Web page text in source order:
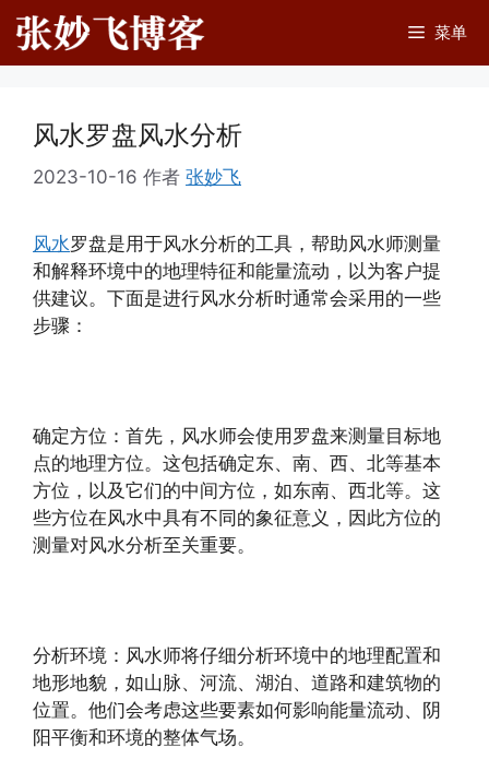
跳
至
内
菜单
风水罗盘风水分析
2023-10-16 作者 张妙飞
风水罗盘是用于风水分析的工具，帮助风水师测量
和解释环境中的地理特征和能量流动，以为客户提
供建议。下面是进行风水分析时通常会采用的一些
步骤：
确定方位：首先，风水师会使用罗盘来测量目标地
点的地理方位。这包括确定东、南、西、北等基本
方位，以及它们的中间方位，如东南、西北等。这
些方位在风水中具有不同的象征意义，因此方位的
测量对风水分析至关重要。
分析环境：风水师将仔细分析环境中的地理配置和
地形地貌，如山脉、河流、湖泊、道路和建筑物的
位置。他们会考虑这些要素如何影响能量流动、阴
阳平衡和环境的整体气场。